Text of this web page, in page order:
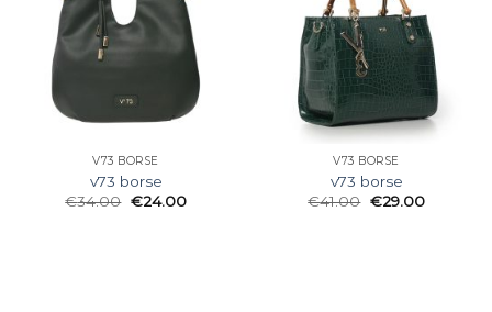
V73 BORSE
v73 borse
€34.00 €24.00
V73 BORSE
v73 borse
€41.00 €29.00